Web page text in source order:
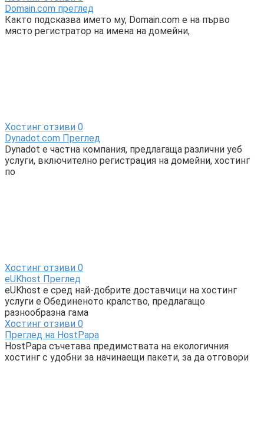
Domain.com преглед
Както подсказва името му, Domain.com е на първо
място регистратор на имена на домейни,
Хостинг отзиви 0
Dynadot.com Преглед
Dynadot е частна компания, предлагаща различни уеб
услуги, включително регистрация на домейни, хостинг
по
Хостинг отзиви 0
eUKhost Преглед
eUKhost е сред най-добрите доставчици на хостинг
услуги е Обединеното кралство, предлагащо
разнообразна гама
Хостинг отзиви 0
Преглед на HostPapa
HostPapa съчетава предимствата на екологичния
хостинг с удобни за начинаещи пакети, за да отговори